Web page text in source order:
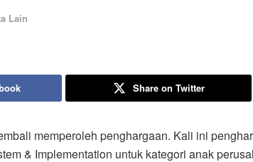
Lain
Share on Twitter
memperoleh penghargaan. Kali ini
& Implementation untuk kategori anak